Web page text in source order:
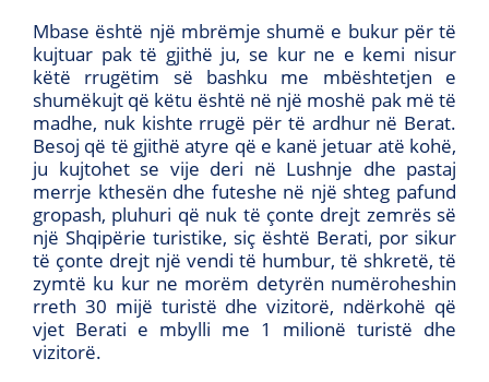
Mbase është një mbrëmje shumë e bukur për të
kujtuar pak të gjithë ju, se kur ne e kemi nisur
këtë rrugëtim së bashku me mbështetjen e
shumëkujt që këtu është në një moshë pak më të
madhe, nuk kishte rrugë për të ardhur në Berat.
Besoj që të gjithë atyre që e kanë jetuar atë kohë,
ju kujtohet se vije deri në Lushnje dhe pastaj
merrje kthesën dhe futeshe në një shteg pafund
gropash, pluhuri që nuk të çonte drejt zemrës së
një Shqipërie turistike, siç është Berati, por sikur
të çonte drejt një vendi të humbur, të shkretë, të
zymtë ku kur ne morëm detyrën numëroheshin
rreth 30 mijë turistë dhe vizitorë, ndërkohë që
vjet Berati e mbylli me 1 milionë turistë dhe
vizitorë.